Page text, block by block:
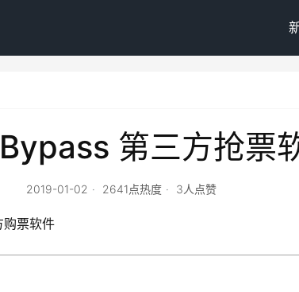
第三方抢票
2019-01-02 2641点热度 3人点赞
购票软件